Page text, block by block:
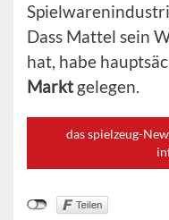
Dass Mattel sein
hat, habe
Marktgelegen.
das spielzeug-